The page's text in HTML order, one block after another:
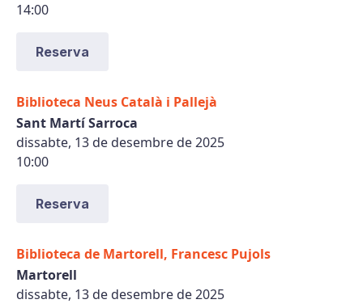
14:00
Reserva
Biblioteca Neus Català i Pallejà
Sant Martí Sarroca
dissabte, 13 de desembre de 2025
10:00
Reserva
Biblioteca de Martorell, Francesc Pujols
Martorell
dissabte, 13 de desembre de 2025